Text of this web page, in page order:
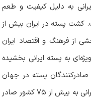
به دلیل کیفیت و طعم
کشت پسته در ایران بیش از
از فرهنگ و اقتصاد ایران
به پسته ایرانی بخشیده
صادرکنندگان پسته در جهان
است که رقابت اصلی آن با آمریکاست. پسته ایرانی به بیش از ۷۵ کشور صادر